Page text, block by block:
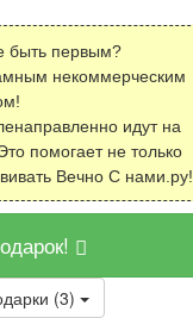
быть первым?
некоммерческим
идут на
помогает не только
Вечно С нами.ру!
(3)